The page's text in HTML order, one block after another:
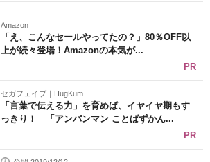
Amazon
「え、こんなセールやってたの？」80％OFF以
上が続々登場！Amazonの本気が...
PR
セガフェイブ｜HugKum
「言葉で伝える力」を育めば、イヤイヤ期もす
っきり！ 「アンパンマン ことばずかん...
PR